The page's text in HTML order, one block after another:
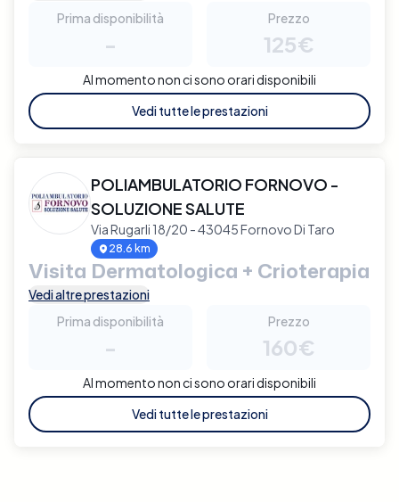
Prima disponibilità
-
Prezzo
125€
Al momento non ci sono orari disponibili
Vedi tutte le prestazioni
POLIAMBULATORIO FORNOVO -
SOLUZIONE SALUTE
Via Rugarli 18/20 - 43045 Fornovo Di Taro
28.6 km
Visita Dermatologica + Crioterapia
Vedi altre prestazioni
Prima disponibilità
-
Prezzo
160€
Al momento non ci sono orari disponibili
Vedi tutte le prestazioni